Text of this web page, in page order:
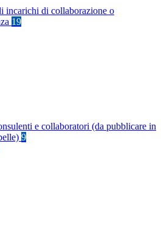
incarichi di collaborazione o
19
e collaboratori (da pubblicare in
9